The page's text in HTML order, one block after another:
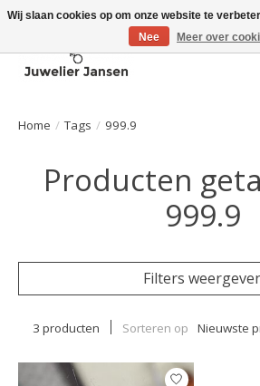
Home / Tags / 999.9
Producten
999.9
Filters
3 producten Sorteren op Nieuwste
Wij slaan cookies op om onze website te
Nee
Meer over